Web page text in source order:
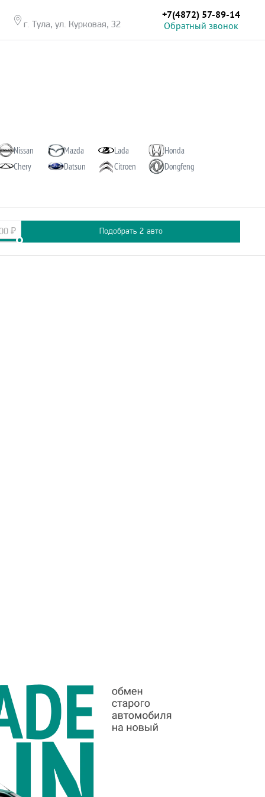
г. Тула, ул. Курковая, 32
+7(4872) 57-89-14
Обратный звонок
Nissan Mazda Lada
Honda
Chery
Datsun Citroen Dongfeng
₽ Подобрать 2 авто